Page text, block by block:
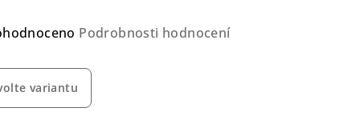
Podrobnosti hodnocení
variantu